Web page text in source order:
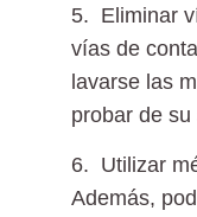
5. Eliminar
vías de
lavarse las
probar de su
6. Utilizar
Además,